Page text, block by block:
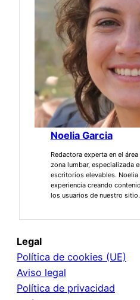
Noelia Garcia
Redactora experta en el
zona lumbar, especializada
escritorios elevables. Noelia
experiencia creando
los usuarios de nuestro sitio.
Legal
Política de cookies (UE)
Aviso legal
Política de privacidad